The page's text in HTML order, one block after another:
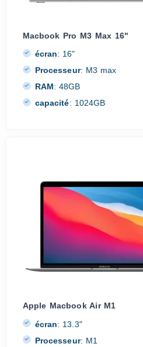
Macbook Pro M3 Max 16"
écran: 16"
Processeur: M3 max
RAM: 48GB
capacité: 1024GB
Apple Macbook Air M1
écran: 13.3"
Processeur: M1